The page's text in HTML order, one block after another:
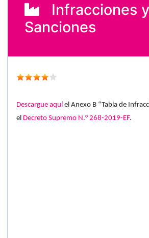
Infracciones y
Sanciones
Descargue aquí el Anexo B “Tabla de
el Decreto Supremo N.° 268-2019-EF.